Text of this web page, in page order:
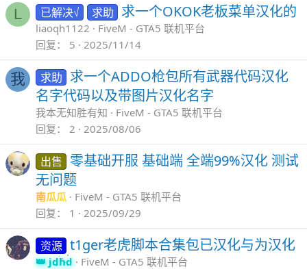
L 已解决√ 求助 求一个OKOK老板菜单汉化的
liaoqh1122
FiveM - GTA5 联机平台
回复
5 2025/11/14
我 求助 求一个ADDO枪包所有武器代码汉化
名字代码以及带图片汉化名字
我本无知胜有知
FiveM - GTA5 联机平台
回复
2 2025/08/06
出售 零基础开服 基础端 全端99%汉化 测试
无问题
南瓜瓜
FiveM - GTA5 联机平台
回复
1 2025/09/29
资源 t1ger老虎脚本合集包已汉化与为汉化
jdhd
FiveM - GTA5 联机平台